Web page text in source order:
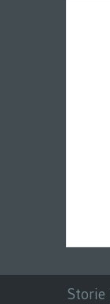
Storie